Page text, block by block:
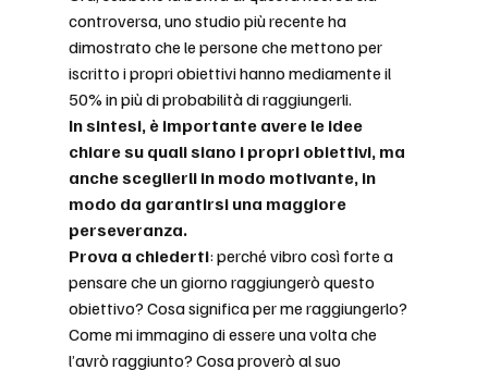
controversa, uno studio più recente ha
dimostrato che le persone che mettono per
iscritto i propri obiettivi hanno mediamente il
50% in più di probabilità di raggiungerli.
In sintesi, è importante avere le idee
chiare su quali siano i propri obiettivi, ma
anche sceglierli in modo motivante, in
modo da garantirsi una maggiore
perseveranza.
Prova a chiederti: perché vibro così forte a
pensare che un giorno raggiungerò questo
obiettivo? Cosa significa per me raggiungerlo?
Come mi immagino di essere una volta che
l’avrò raggiunto? Cosa proverò al suo